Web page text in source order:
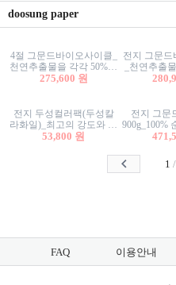
doosung paper
4절 그문드바이오사이클_
천연추출물을 각각 50%이
상 함유한 친환경그래픽
275,600 원
전지 그문드
_천연추출
이상 함유
전지 두성컬러팩(두성칼
라화일)_최고의 강도와 평
활성을 지닌 다양한 컬러
53,800 원
전지 그문
900g_100%
로 만든 친
1 /
FAQ 이용안내